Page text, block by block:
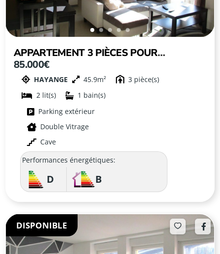
APPARTEMENT 3 PIÈCES POUR
INVESTISSEMENT LOCATIF ! À HAYANGE
85.000€
HAYANGE 45.9
3
2
1
Parking extérieur
Double Vitrage
Cave
Performances énergétiques:
D B
DISPONIBLE